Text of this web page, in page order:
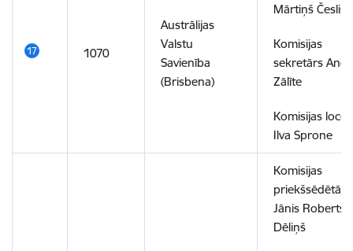
1070
Austrālijas
Valstu
Savienība
(Brisbena)
Mārtiņš Česlis
Komisijas
sekretārs
Zālīte
Komisijas
Ilva Sprone
Komisijas
priekšsēdētājs
Jānis Roberts
Dēliņš